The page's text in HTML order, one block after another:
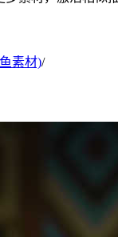
素材)/